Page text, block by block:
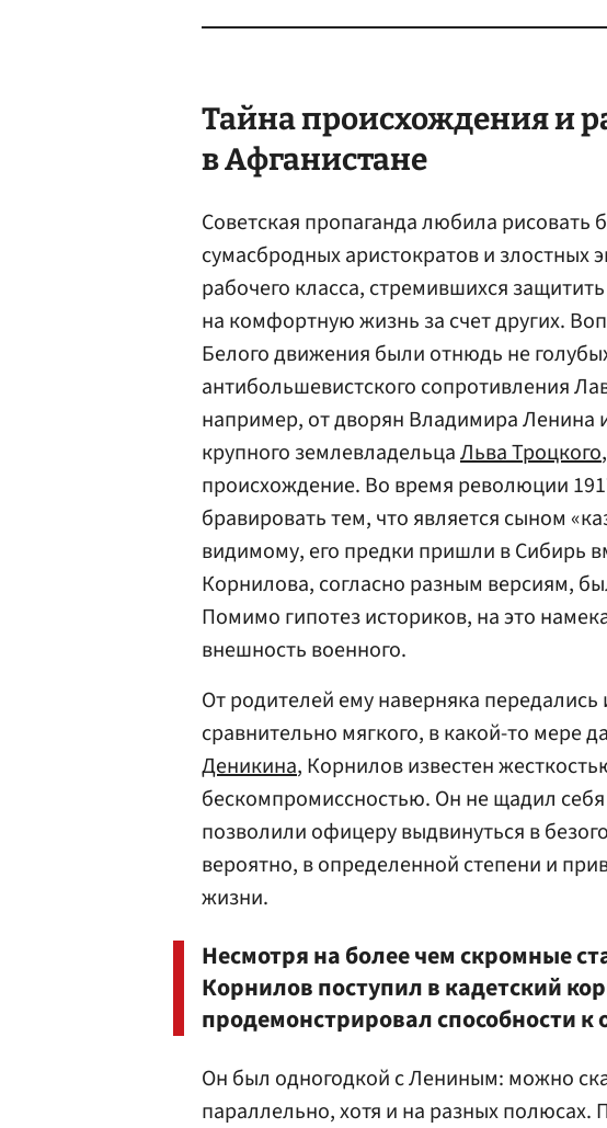
Тайна происхождения и
в Афганистане
Советская пропаганда любила рисовать
сумасбродных аристократов и злостных
рабочего класса, стремившихся
на комфортную жизнь за счет других.
Белого движения были отнюдь не
антибольшевистского сопротивления
например, от дворян Владимира Ленина
крупного землевладельцаЛьва Троцкого
происхождение. Во время революции
бравировать тем, что является сыном
видимому, его предки пришли в Сибирь
Корнилова, согласно разным версиям,
Помимо гипотез историков, на это
внешность военного.
От родителей ему наверняка
сравнительно мягкого, в какой-то мере
Деникина, Корнилов известен
бескомпромиссностью. Он не щадил себя
позволили офицеру выдвинуться в
вероятно, в определенной степени и
жизни.
Несмотря на более чем скромные
Корнилов поступил в кадетский
продемонстрировал способности к
Он был одногодкой с Лениным: можно
параллельно, хотя и на разных